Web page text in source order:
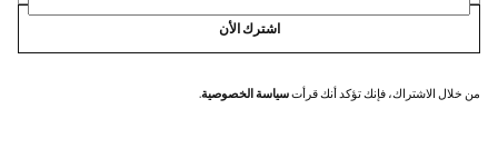
اشترك الأن
من خلال الاشتراك، فإنك تؤكد أنك قرأتسياسة الخصوصية.